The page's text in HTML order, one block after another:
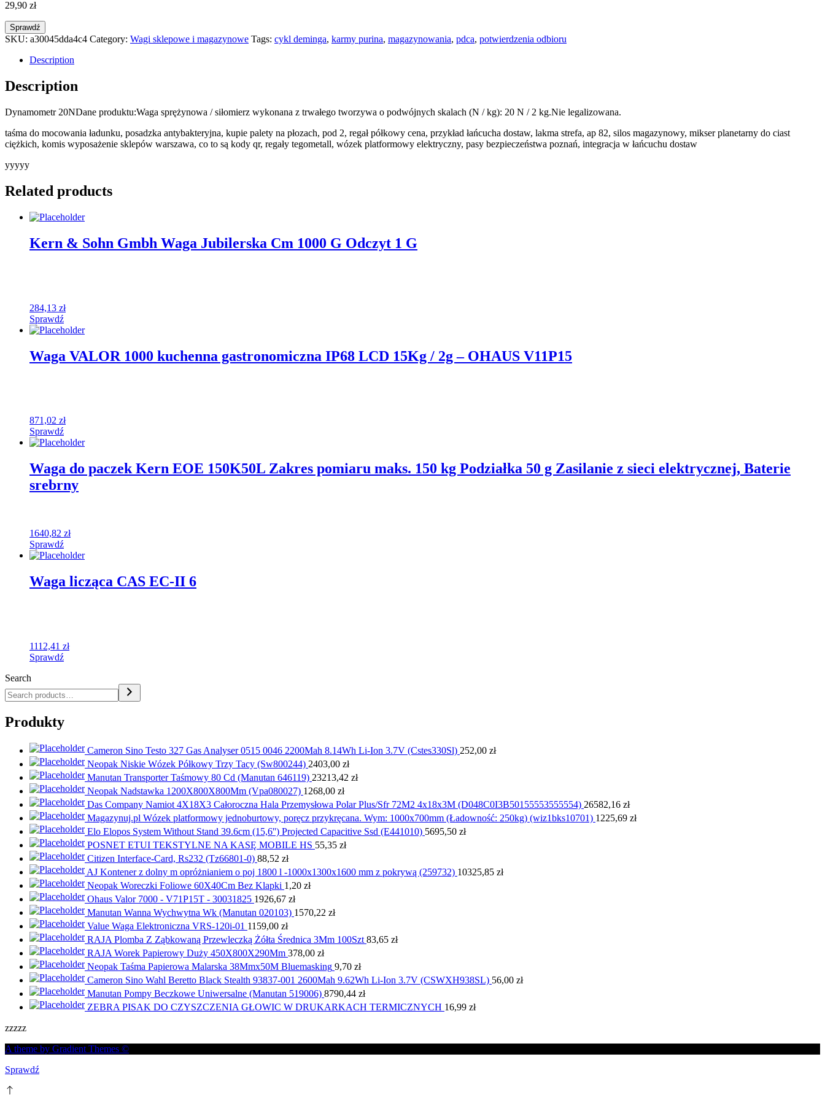
29,90 zł
Sprawdź
SKU: a30045dda4c4 Category: Wagi sklepowe i magazynowe Tags: cykl deminga, karmy purina, magazynowania, pdca, potwierdzenia odbioru
Description
Description
Dynamometr 20NDane produktu:Waga sprężynowa / siłomierz wykonana z trwałego tworzywa o podwójnych skalach (N / kg): 20 N / 2 kg.Nie legalizowana.
taśma do mocowania ładunku, posadzka antybakteryjna, kupie palety na płozach, pod 2, regał półkowy cena, przykład łańcucha dostaw, lakma strefa, ap 82, silos magazynowy, mikser planetarny do ciast
ciężkich, komis wyposażenie sklepów warszawa, co to są kody qr, regały tegometall, wózek platformowy elektryczny, pasy bezpieczeństwa poznań, integracja w łańcuchu dostaw
yyyyy
Related products
Kern & Sohn Gmbh Waga Jubilerska Cm 1000 G Odczyt 1 G
284,13 zł
Sprawdź
Waga VALOR 1000 kuchenna gastronomiczna IP68 LCD 15Kg / 2g – OHAUS V11P15
871,02 zł
Sprawdź
Waga do paczek Kern EOE 150K50L Zakres pomiaru maks. 150 kg Podziałka 50 g Zasilanie z sieci elektrycznej, Baterie
srebrny
1640,82 zł
Sprawdź
Waga licząca CAS EC-II 6
1112,41 zł
Sprawdź
Search
Produkty
Cameron Sino Testo 327 Gas Analyser 0515 0046 2200Mah 8.14Wh Li-Ion 3.7V (Cstes330Sl) 252,00 zł
Neopak Niskie Wózek Półkowy Trzy Tacy (Sw800244) 2403,00 zł
Manutan Transporter Taśmowy 80 Cd (Manutan 646119) 23213,42 zł
Neopak Nadstawka 1200X800X800Mm (Vpa080027) 1268,00 zł
Das Company Namiot 4X18X3 Całoroczna Hala Przemysłowa Polar Plus/Sfr 72M2 4x18x3M (D048C0I3B50155553555554) 26582,16 zł
Magazynuj.pl Wózek platformowy jednoburtowy, poręcz przykręcana. Wym: 1000x700mm (Ładowność: 250kg) (wiz1bks10701) 1225,69 zł
Elo Elopos System Without Stand 39.6cm (15,6'') Projected Capacitive Ssd (E441010) 5695,50 zł
POSNET ETUI TEKSTYLNE NA KASĘ MOBILE HS 55,35 zł
Citizen Interface-Card, Rs232 (Tz66801-0) 88,52 zł
AJ Kontener z dolny m opróżnianiem o poj 1800 l -1000x1300x1600 mm z pokrywą (259732) 10325,85 zł
Neopak Woreczki Foliowe 60X40Cm Bez Klapki 1,20 zł
Ohaus Valor 7000 - V71P15T - 30031825 1926,67 zł
Manutan Wanna Wychwytna Wk (Manutan 020103) 1570,22 zł
Value Waga Elektroniczna VRS-120i-01 1159,00 zł
RAJA Plomba Z Ząbkowaną Przewleczką Żółta Średnica 3Mm 100Szt 83,65 zł
RAJA Worek Papierowy Duży 450X800X290Mm 378,00 zł
Neopak Taśma Papierowa Malarska 38Mmx50M Bluemasking 9,70 zł
Cameron Sino Wahl Beretto Black Stealth 93837-001 2600Mah 9.62Wh Li-Ion 3.7V (CSWXH938SL) 56,00 zł
Manutan Pompy Beczkowe Uniwersalne (Manutan 519006) 8790,44 zł
ZEBRA PISAK DO CZYSZCZENIA GŁOWIC W DRUKARKACH TERMICZNYCH 16,99 zł
zzzzz
A theme by Gradient Themes ©
Sprawdź